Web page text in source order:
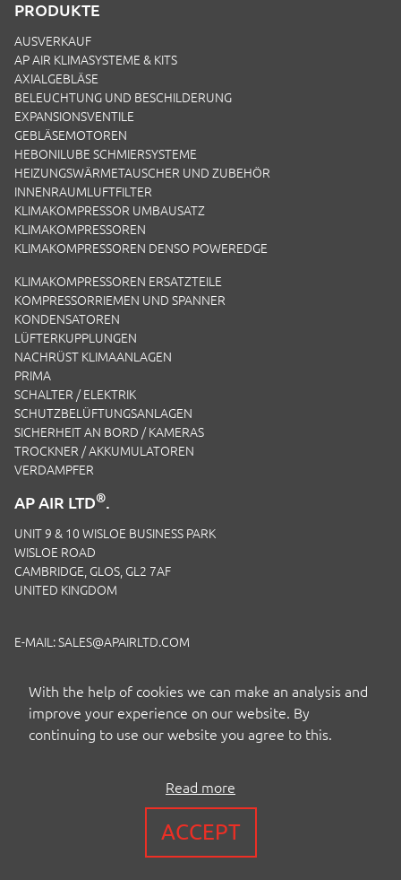
PRODUKTE
AUSVERKAUF
AP AIR KLIMASYSTEME & KITS
AXIALGEBLÄSE
BELEUCHTUNG UND BESCHILDERUNG
EXPANSIONSVENTILE
GEBLÄSEMOTOREN
HEBONILUBE SCHMIERSYSTEME
HEIZUNGSWÄRMETAUSCHER UND ZUBEHÖR
INNENRAUMLUFTFILTER
KLIMAKOMPRESSOR UMBAUSATZ
KLIMAKOMPRESSOREN
KLIMAKOMPRESSOREN DENSO POWEREDGE
KLIMAKOMPRESSOREN ERSATZTEILE
KOMPRESSORRIEMEN UND SPANNER
KONDENSATOREN
LÜFTERKUPPLUNGEN
NACHRÜST KLIMAANLAGEN
PRIMA
SCHALTER / ELEKTRIK
SCHUTZBELÜFTUNGSANLAGEN
SICHERHEIT AN BORD / KAMERAS
TROCKNER / AKKUMULATOREN
VERDAMPFER
AP AIR LTD®.
UNIT 9 & 10 WISLOE BUSINESS PARK
WISLOE ROAD
CAMBRIDGE, GLOS, GL2 7AF
UNITED KINGDOM
E-MAIL:SALES@APAIRLTD.COM
With the help of cookies we can make an analysis and
improve your experience on our website. By
continuing to use our website you agree to this.
Read more
ACCEPT